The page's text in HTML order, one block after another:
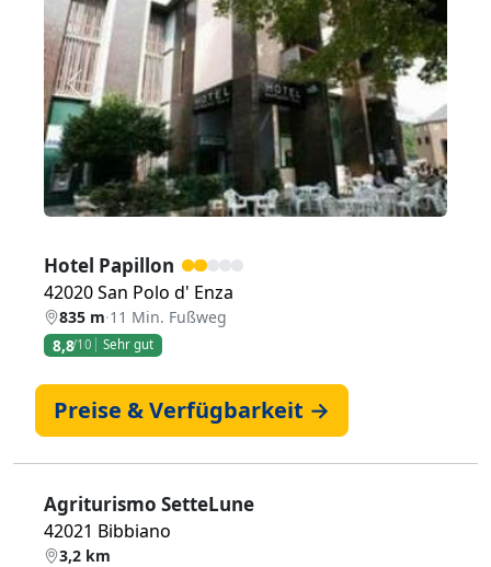
Zurück
Hotel Papillon
42020 San Polo d' Enza
835 m·11 Min. Fußweg
8,8/10 Sehr gut
Preise & Verfügbarkeit →
Agriturismo SetteLune
42021 Bibbiano
3,2 km